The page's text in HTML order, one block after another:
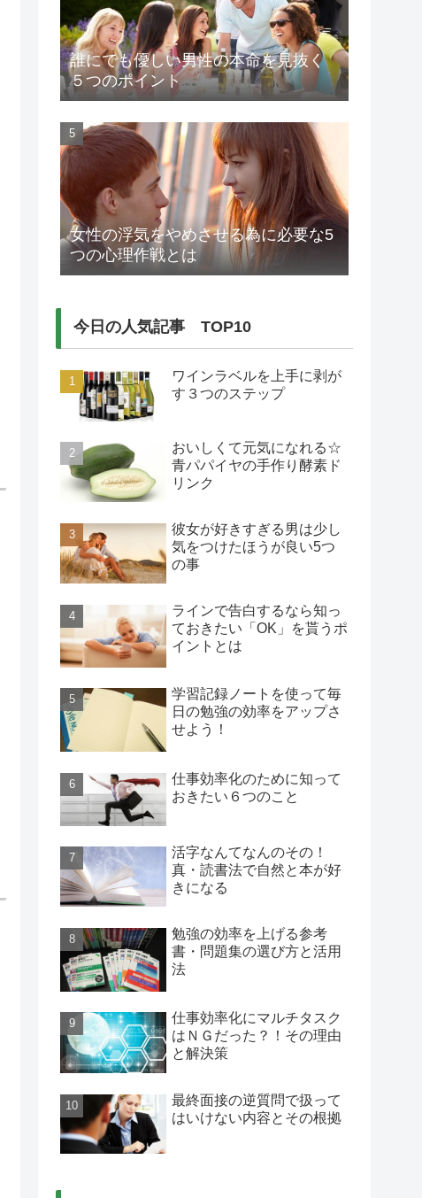
誰にでも優しい男性の本命を見抜く
５つのポイント
女性の浮気をやめさせる為に必要な5
つの心理作戦とは
今日の人気記事 TOP10
ワインラベルを上手に剥が
す３つのステップ
おいしくて元気になれる☆
青パパイヤの手作り酵素ド
リンク
彼女が好きすぎる男は少し
気をつけたほうが良い5つ
の事
ラインで告白するなら知っ
ておきたい「OK」を貰うポ
イントとは
学習記録ノートを使って毎
日の勉強の効率をアップさ
せよう！
仕事効率化のために知って
おきたい６つのこと
活字なんてなんのその！
真・読書法で自然と本が好
きになる
勉強の効率を上げる参考
書・問題集の選び方と活用
法
仕事効率化にマルチタスク
はＮＧだった？！その理由
と解決策
最終面接の逆質問で扱って
はいけない内容とその根拠